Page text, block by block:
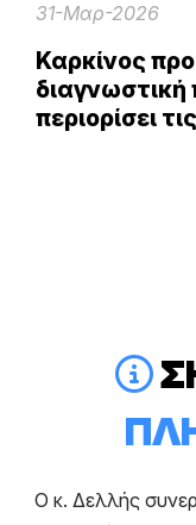
31-Μαρ-2026
Καρκίνος
διαγνωστική
περιορίσει
O κ. Δελλής